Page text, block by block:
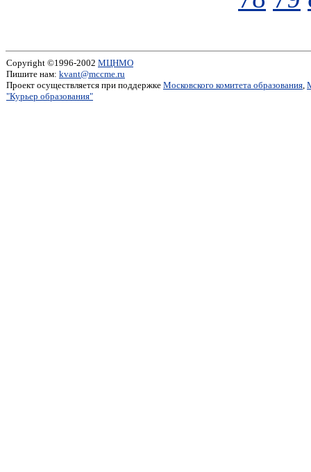
Copyright ©1996-2002 МЦНМО
Пишите нам: kvant@mccme.ru
Проект осуществляется при поддержке Московского комитета образования,
"Курьер образования"